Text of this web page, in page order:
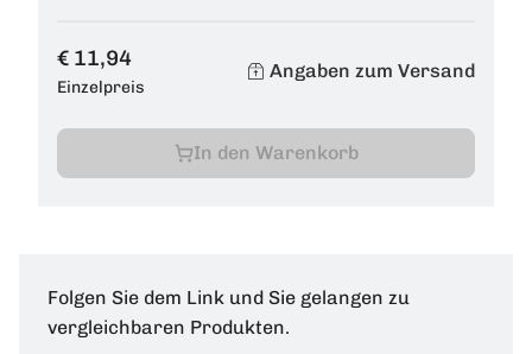
€ 11,94
Einzelpreis
Angaben zum Versand
In den Warenkorb
Folgen Sie dem Link und Sie gelangen zu
vergleichbaren Produkten.